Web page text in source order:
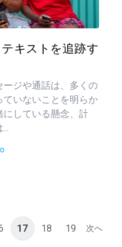
キストを追跡す
ジや通話は、多くの
いないことを明らか
にしている懸念、計
17 18 19 次へ